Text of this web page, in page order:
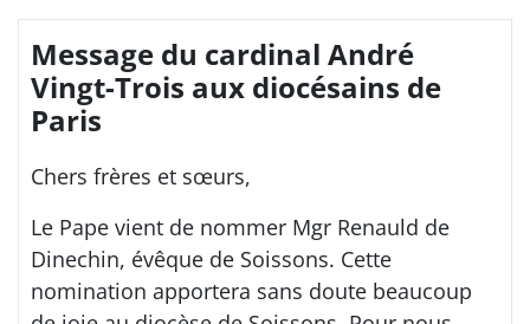
Message du cardinal André
Vingt-Trois aux diocésains de
Paris
Chers frères et sœurs,
Le Pape vient de nommer Mgr Renauld de
Dinechin, évêque de Soissons. Cette
nomination apportera sans doute beaucoup